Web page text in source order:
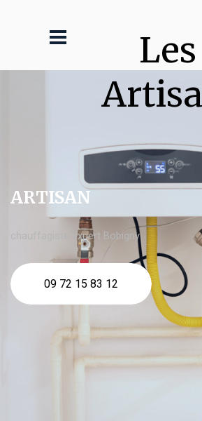
Les
ARTISAN
chauffagiste expert Bobigny
09 72 15 83 12